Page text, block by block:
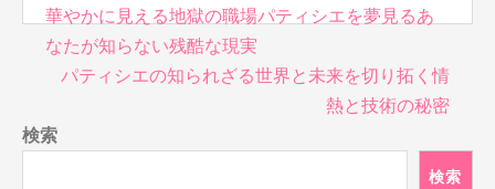
投
稿
ナ
ゲ
ー
華やかに見える地獄の職場パティシエを夢見るあ
なたが知らない残酷な現実
パティシエの知られざる世界と未来を切り拓く情
熱と技術の秘密
検索
検索